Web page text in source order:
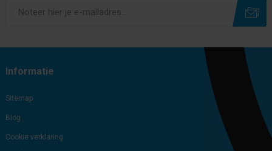
Informatie
Sitemap
Blog
Cookie verklaring